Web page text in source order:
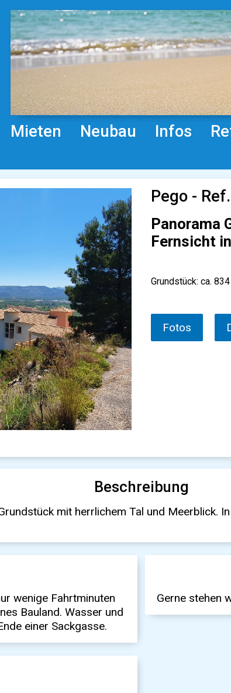
Mieten Neubau Infos
Pego -
Panorama
Fernsicht
Grundstück: ca. 834
Fotos
Beschreibung
Meerblick. In ruhiger Lage am Ende einer Sackgasse, in Süd-Ost
wenige Fahrtminuten
Bauland. Wasser und
einer Sackgasse.
Gerne stehen